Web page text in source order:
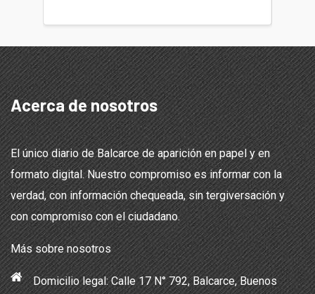
Acerca de nosotros
El único diario de Balcarce de aparición en papel y en
formato digital. Nuestro compromiso es informar con la
verdad, con información chequeada, sin tergiversación y
con compromiso con el ciudadano.
Más sobre nosotros
Domicilio legal: Calle 17 N° 792, Balcarce, Buenos